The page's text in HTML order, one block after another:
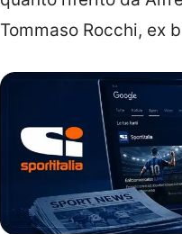
Tommaso Rocchi, ex